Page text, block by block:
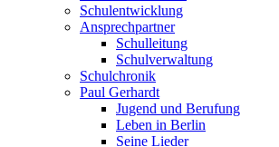
Schulentwicklung
Ansprechpartner
Schulleitung
Schulverwaltung
Schulchronik
Paul Gerhardt
Jugend und Berufung
Leben in Berlin
Seine Lieder